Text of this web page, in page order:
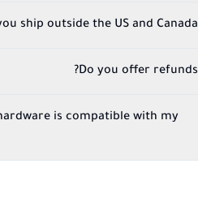
ship outside the US and Canada?
Do you offer refunds?
is compatible with my